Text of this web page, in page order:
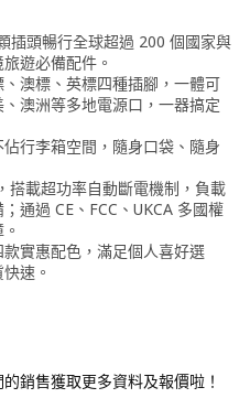
插頭暢行全球超過 200 個國家與
遊必備配件。
澳標、英標四種插腳，一體可
澳洲等多地電源口，一器搞定
行李箱空間，隨身口袋、隨身
搭載超功率自動斷電機制，負載
通過 CE、FCC、UKCA 多國權
實惠配色，滿足個人喜好選
速。
銷售獲取更多資料及報價啦！